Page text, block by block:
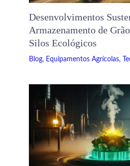
Desenvolvimentos
Armazenamento de
Silos Ecológicos
Blog, Equipamentos Agrícolas,